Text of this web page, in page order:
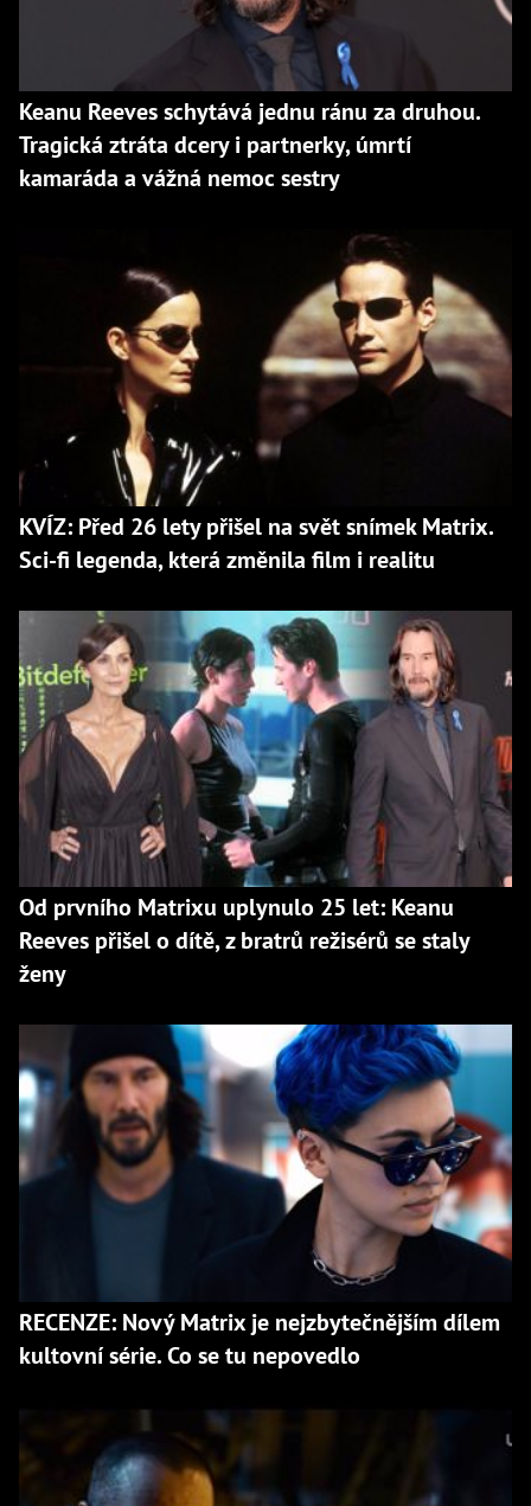
Keanu Reeves schytává jednu ránu za druhou.
Tragická ztráta dcery i partnerky, úmrtí
kamaráda a vážná nemoc sestry
KVÍZ: Před 26 lety přišel na svět snímek Matrix.
Sci-fi legenda, která změnila film i realitu
Od prvního Matrixu uplynulo 25 let: Keanu
Reeves přišel o dítě, z bratrů režisérů se staly
ženy
RECENZE: Nový Matrix je nejzbytečnějším dílem
kultovní série. Co se tu nepovedlo